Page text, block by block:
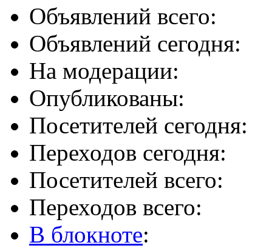
Объявлений всего:
Объявлений сегодня:
На модерации:
Опубликованы:
Посетителей сегодня:
Переходов сегодня:
Посетителей всего:
Переходов всего:
В блокноте: